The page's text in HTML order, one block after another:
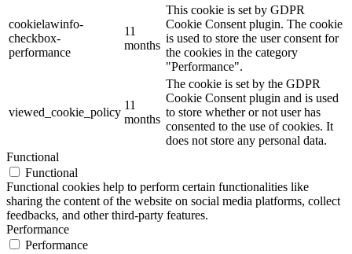
cookielawinfo-
checkbox-
performance
11
months
This cookie is set by GDPR
Cookie Consent plugin. The cookie
is used to store the user consent for
the cookies in the category
"Performance".
viewed_cookie_policy
11
months
The cookie is set by the GDPR
Cookie Consent plugin and is used
to store whether or not user has
consented to the use of cookies. It
does not store any personal data.
Functional
Functional
Functional cookies help to perform certain functionalities like
sharing the content of the website on social media platforms, collect
feedbacks, and other third-party features.
Performance
Performance